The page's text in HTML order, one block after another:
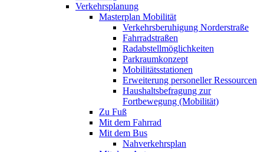
Verkehrsplanung
Masterplan Mobilität
Verkehrsberuhigung Norderstraße
Fahrradstraßen
Radabstellmöglichkeiten
Parkraumkonzept
Mobilitätsstationen
Erweiterung personeller Ressourcen
Haushaltsbefragung zur
Fortbewegung (Mobilität)
Zu Fuß
Mit dem Fahrrad
Mit dem Bus
Nahverkehrsplan